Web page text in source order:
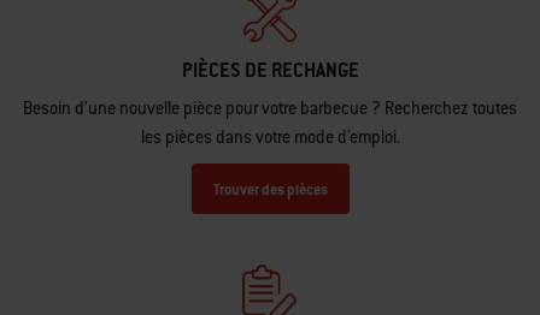
PIÈCES DE RECHANGE
Besoin d’une nouvelle pièce pour votre barbecue ? Recherchez toutes
les pièces dans votre mode d'emploi.
Trouver des pièces